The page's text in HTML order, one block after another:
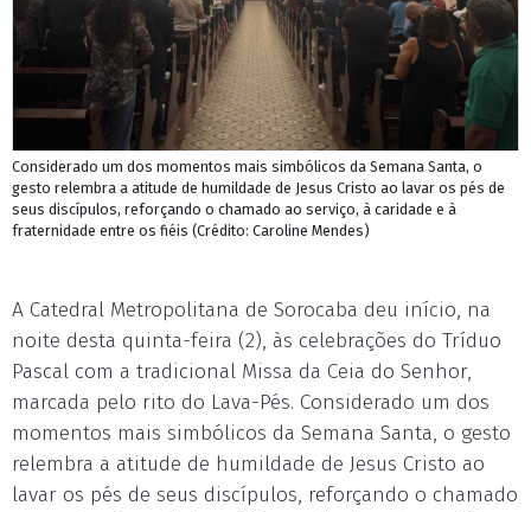
Considerado um dos momentos mais simbólicos da Semana Santa, o
gesto relembra a atitude de humildade de Jesus Cristo ao lavar os pés de
seus discípulos, reforçando o chamado ao serviço, à caridade e à
fraternidade entre os fiéis (Crédito: Caroline Mendes)
A Catedral Metropolitana de Sorocaba deu início, na
noite desta quinta-feira (2), às celebrações do Tríduo
Pascal com a tradicional Missa da Ceia do Senhor,
marcada pelo rito do Lava-Pés. Considerado um dos
momentos mais simbólicos da Semana Santa, o gesto
relembra a atitude de humildade de Jesus Cristo ao
lavar os pés de seus discípulos, reforçando o chamado